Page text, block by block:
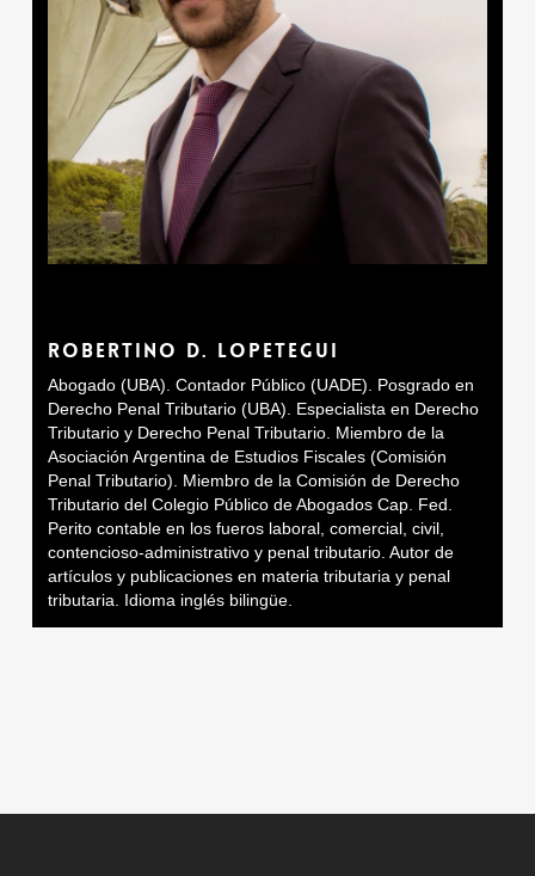
ROBERTINO D. LOPETEGUI
Abogado (UBA). Contador Público (UADE). Posgrado en
Derecho Penal Tributario (UBA). Especialista en Derecho
Tributario y Derecho Penal Tributario. Miembro de la
Asociación Argentina de Estudios Fiscales (Comisión
Penal Tributario). Miembro de la Comisión de Derecho
Tributario del Colegio Público de Abogados Cap. Fed.
Perito contable en los fueros laboral, comercial, civil,
contencioso-administrativo y penal tributario. Autor de
artículos y publicaciones en materia tributaria y penal
tributaria. Idioma inglés bilingüe.